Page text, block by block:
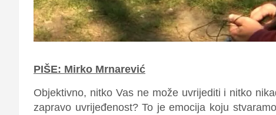
PIŠE: Mirko Mrnarević
Objektivno, nitko Vas ne može uvrijediti i nitko
zapravo uvrijeđenost? To je emocija koju